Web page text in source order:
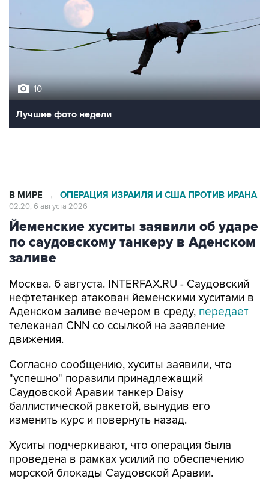
Лучшие фото недели
Йеменские хуситы заявили об ударе
по саудовскому танкеру в Аденском
заливе
Москва. 6 августа. INTERFAX.RU - Саудовский
Аденском заливе вечером в среду,передает
телеканал CNN со ссылкой на заявление
движения.
Согласно сообщению, хуситы заявили, что
Саудовской Аравии танкер Daisy
баллистической ракетой, вынудив его
изменить курс и повернуть назад.
Хуситы подчеркивают, что операция была
морской блокады Саудовской Аравии.
Между тем в Управлении морских торговых